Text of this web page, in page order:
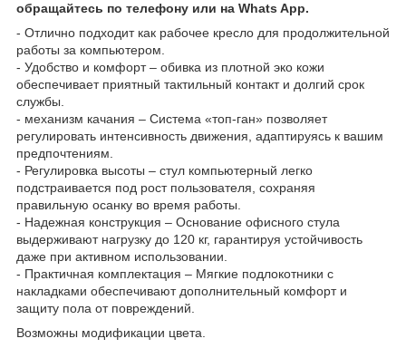
обращайтесь по телефону или на Whats App.
- Отлично подходит как рабочее кресло для продолжительной
работы за компьютером.
- Удобство и комфорт – обивка из плотной эко кожи
обеспечивает приятный тактильный контакт и долгий срок
службы.
- механизм качания – Система «топ-ган» позволяет
регулировать интенсивность движения, адаптируясь к вашим
предпочтениям.
- Регулировка высоты – стул компьютерный легко
подстраивается под рост пользователя, сохраняя
правильную осанку во время работы.
- Надежная конструкция – Основание офисного стула
выдерживают нагрузку до 120 кг, гарантируя устойчивость
даже при активном использовании.
- Практичная комплектация – Мягкие подлокотники с
накладками обеспечивают дополнительный комфорт и
защиту пола от повреждений.
Возможны модификации цвета.